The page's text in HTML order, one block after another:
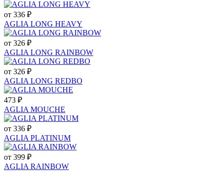
от 336 ₽
AGLIA LONG HEAVY
от 326 ₽
AGLIA LONG RAINBOW
от 326 ₽
AGLIA LONG REDBO
473 ₽
AGLIA MOUCHE
от 336 ₽
AGLIA PLATINUM
от 399 ₽
AGLIA RAINBOW